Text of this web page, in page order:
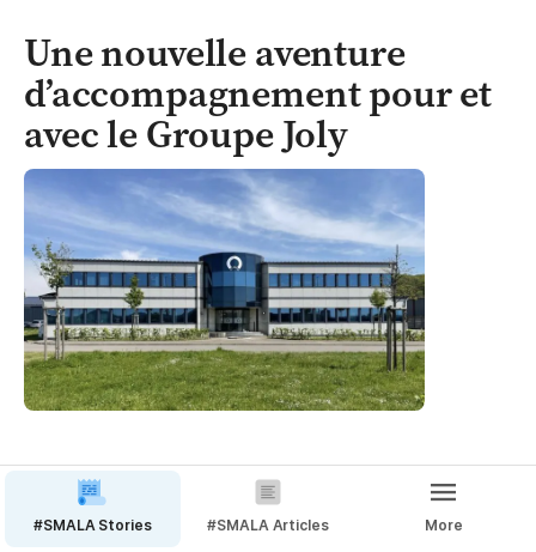
Une nouvelle aventure
d’accompagnement pour et
avec le Groupe Joly
Comment tout a commencé
#SMALA Stories #SMALA Articles More